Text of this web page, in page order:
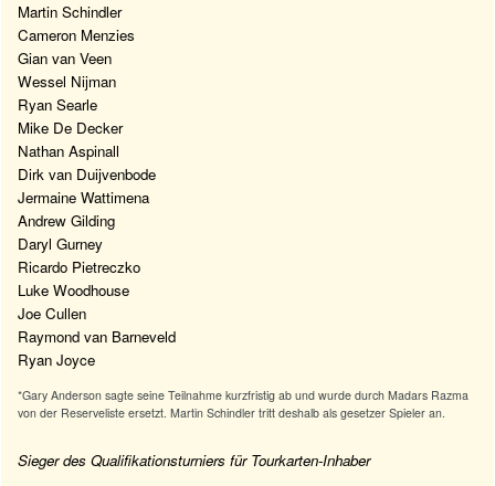
Martin Schindler
Cameron Menzies
Gian van Veen
Wessel Nijman
Ryan Searle
Mike De Decker
Nathan Aspinall
Dirk van Duijvenbode
Jermaine Wattimena
Andrew Gilding
Daryl Gurney
Ricardo Pietreczko
Luke Woodhouse
Joe Cullen
Raymond van Barneveld
Ryan Joyce
*Gary Anderson sagte seine Teilnahme kurzfristig ab und wurde durch Madars Razma
von der Reserveliste ersetzt. Martin Schindler tritt deshalb als gesetzer Spieler an.
Sieger des Qualifikationsturniers für Tourkarten-Inhaber